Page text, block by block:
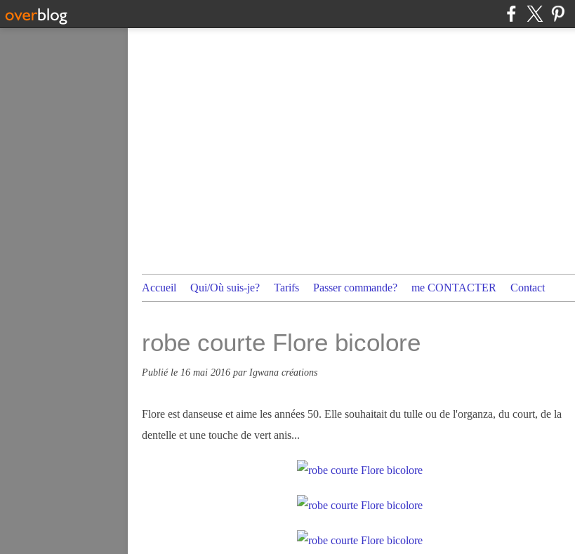
Accueil Qui/Où suis-je? Tarifs Passer commande? me CONTACTER Contact
robe courte Flore bicolore
Publié le 16 mai 2016 par Igwana créations
Flore est danseuse et aime les années 50. Elle souhaitait du tulle ou de l'organza, du court, de la
dentelle et une touche de vert anis...